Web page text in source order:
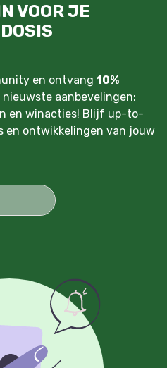
VOOR JE
en ontvang 10%
aanbevelingen:
en winacties! Blijf up-to-
en ontwikkelingen van jouw